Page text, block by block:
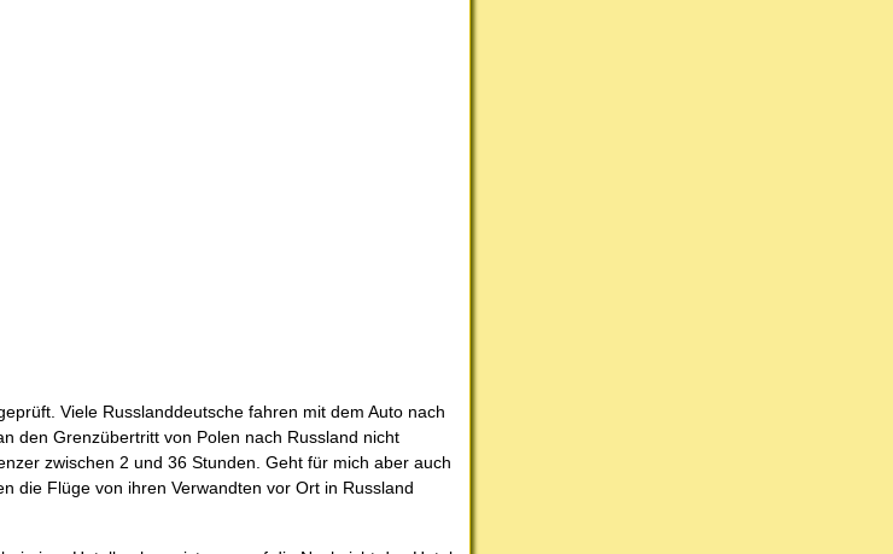
Viele Russlanddeutsche fahren mit dem Auto nach
den Grenzübertritt von Polen nach Russland nicht
zwischen 2 und 36 Stunden. Geht für mich aber auch
die Flüge von ihren Verwandten vor Ort in Russland